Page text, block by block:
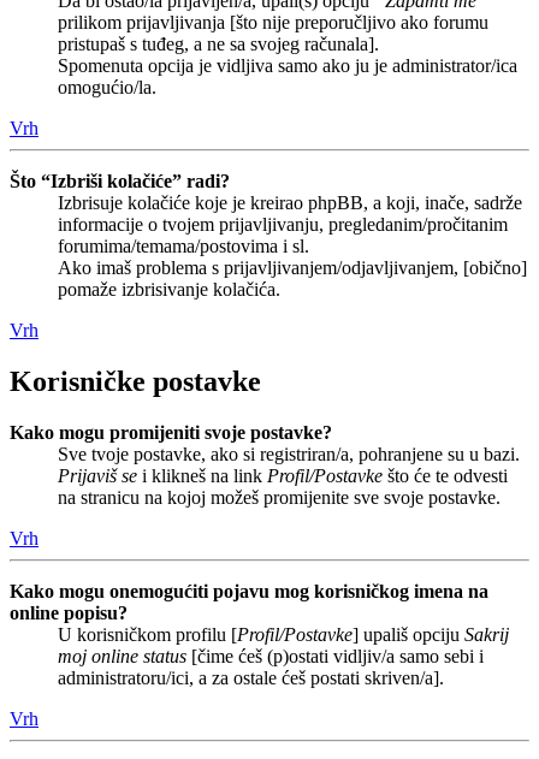
prilikom prijavljivanja [što nije preporučljivo ako forumu
pristupaš s tuđeg, a ne sa svojeg računala].
Spomenuta opcija je vidljiva samo ako ju je administrator/ica
omogućio/la.
Vrh
Što “Izbriši kolačiće” radi?
Izbrisuje kolačiće koje je kreirao phpBB, a koji, inače, sadrže
informacije o tvojem prijavljivanju, pregledanim/pročitanim
forumima/temama/postovima i sl.
Ako imaš problema s prijavljivanjem/odjavljivanjem, [obično]
pomaže izbrisivanje kolačića.
Vrh
Korisničke postavke
Kako mogu promijeniti svoje postavke?
Sve tvoje postavke, ako si registriran/a, pohranjene su u bazi.
Prijaviš se i klikneš na link Profil/Postavke što će te odvesti
na stranicu na kojoj možeš promijenite sve svoje postavke.
Vrh
Kako mogu onemogućiti pojavu mog korisničkog imena na
online popisu?
U korisničkom profilu [Profil/Postavke] upališ opciju Sakrij
moj online status [čime ćeš (p)ostati vidljiv/a samo sebi i
administratoru/ici, a za ostale ćeš postati skriven/a].
Vrh